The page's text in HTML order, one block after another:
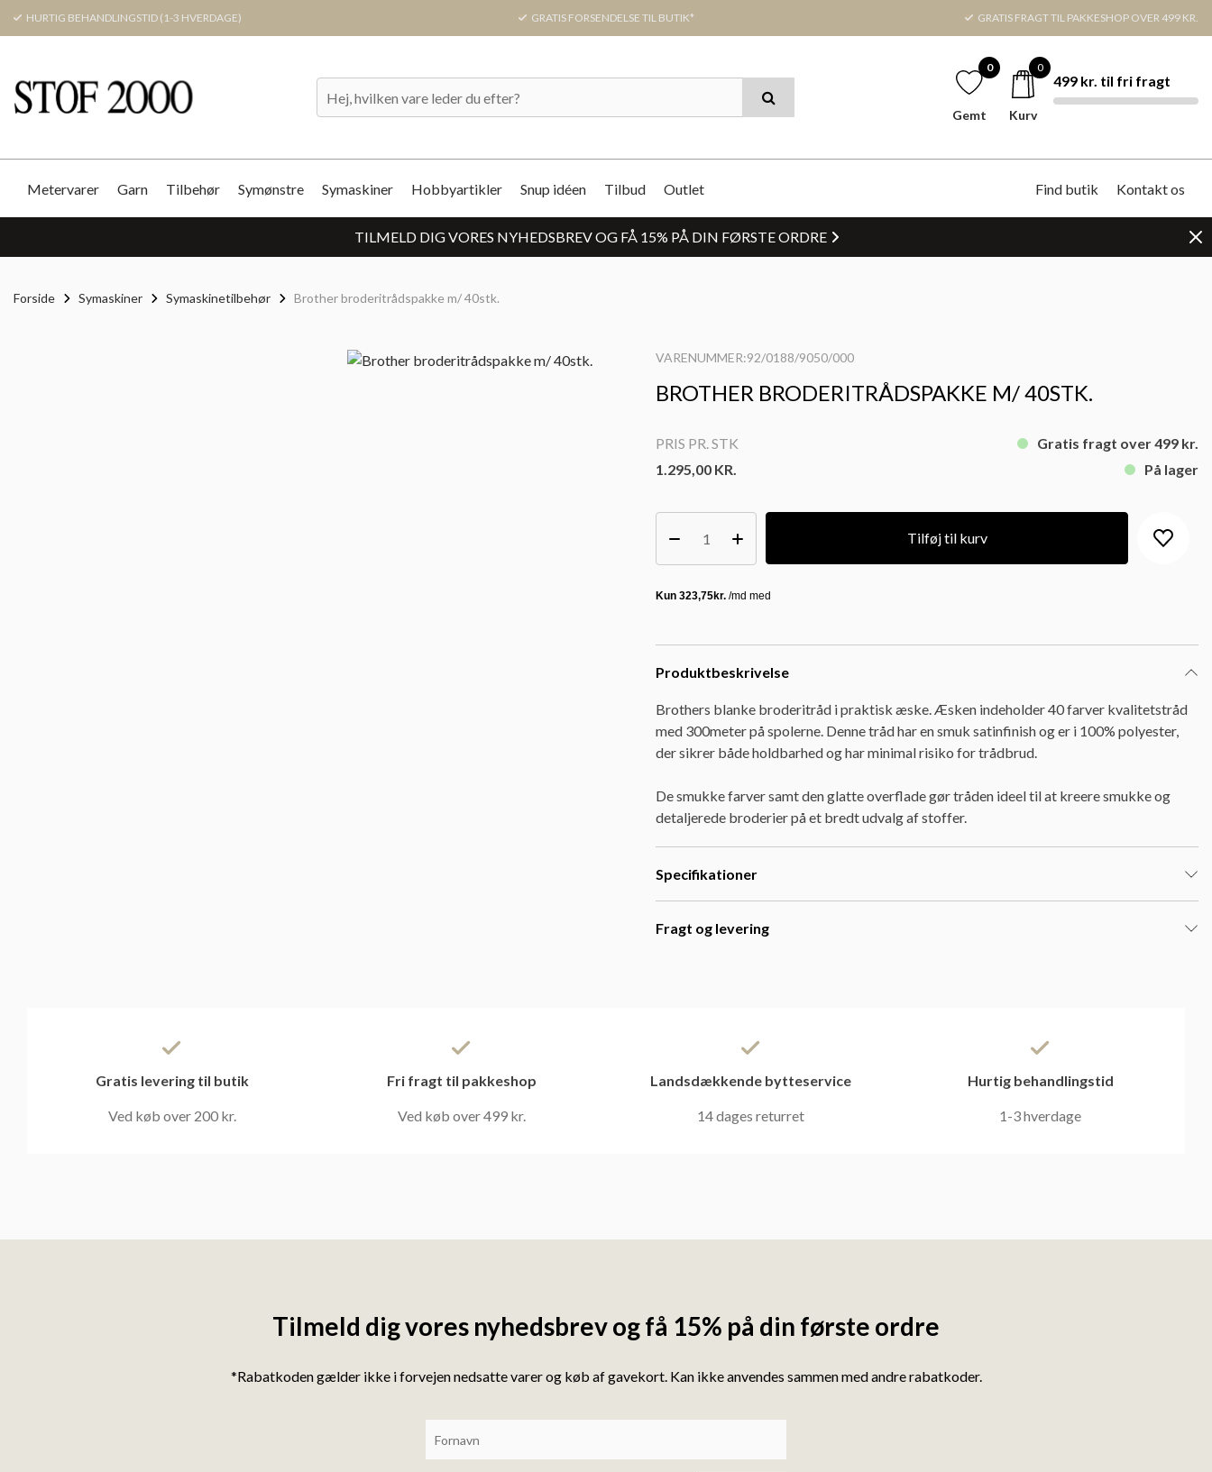
HURTIG BEHANDLINGSTID (1-3 HVERDAGE) GRATIS FORSENDELSE TIL BUTIK* GRATIS FRAGT TIL PAKKESHOP OVER 499 KR.
0
Gemt
0
Kurv
499 kr. til fri fragt
Metervarer Garn Tilbehør Symønstre Symaskiner Hobbyartikler Snup idéen Tilbud Outlet Find butik Kontakt os
TILMELD DIG VORES NYHEDSBREV OG FÅ 15% PÅ DIN FØRSTE ORDRE
Forside Symaskiner Symaskinetilbehør Brother broderitrådspakke m/ 40stk.
VARENUMMER:92/0188/9050/000
BROTHER BRODERITRÅDSPAKKE M/ 40STK.
PRIS PR. STK
1.295,00 KR.
Gratis fragt over 499 kr.
På lager
Tilføj til kurv
Produktbeskrivelse
Brothers blanke broderitråd i praktisk æske. Æsken indeholder 40 farver kvalitetstråd
med 300meter på spolerne. Denne tråd har en smuk satinfinish og er i 100% polyester,
der sikrer både holdbarhed og har minimal risiko for trådbrud.
De smukke farver samt den glatte overflade gør tråden ideel til at kreere smukke og
detaljerede broderier på et bredt udvalg af stoffer.
Specifikationer
Fragt og levering
Gratis levering til butik
Ved køb over 200 kr.
Fri fragt til pakkeshop
Ved køb over 499 kr.
Landsdækkende bytteservice
14 dages returret
Hurtig behandlingstid
1-3 hverdage
Tilmeld dig vores nyhedsbrev og få 15% på din første ordre
*Rabatkoden gælder ikke i forvejen nedsatte varer og køb af gavekort. Kan ikke anvendes sammen med andre rabatkoder.